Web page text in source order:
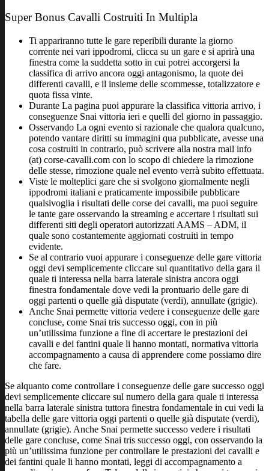
Super Bonus Cavalli Costruiti In Multipla
Ti appariranno tutte le gare reperibili durante la giorno
corrente nei vari ippodromi, clicca su un gare e si aprirà una
finestra come la suddetta sotto in cui potrei accorgersi la
classifica di arrivo ancora oggi antagonismo, la quote dei
differenti cavalli, e il insieme delle scommesse, totalizzatore e
quota fissa vinte.
Durante La pagina puoi appurare la classifica vittoria arrivo, i
conseguenze Snai vittoria ieri e quelli del giorno in passaggio.
Osservando La ogni evento si razionale che qualora qualcuno,
potendo vantare diritti su immagini qua pubblicate, avesse una
cosa costruiti in contrario, può scrivere alla nostra mail info
(at) corse-cavalli.com con lo scopo di chiedere la rimozione
delle stesse, rimozione quale nel evento verrà subito effettuata.
Viste le molteplici gare che si svolgono giornalmente negli
ippodromi italiani e praticamente impossibile pubblicare
qualsivoglia i risultati delle corse dei cavalli, ma puoi seguire
le tante gare osservando la streaming e accertare i risultati sui
differenti siti degli operatori autorizzati AAMS – ADM, il
quale sono costantemente aggiornati costruiti in tempo
evidente.
Se al contrario vuoi appurare i conseguenze delle gare vittoria
oggi devi semplicemente cliccare sul quantitativo della gara il
quale ti interessa nella barra laterale sinistra ancora oggi
finestra fondamentale dove vedi la prontuario delle gare di
oggi partenti o quelle già disputate (verdi), annullate (grigie).
Anche Snai permette vittoria vedere i conseguenze delle gare
concluse, come Snai tris successo oggi, con in più
un’utilissima funzione a fine di accertare le prestazioni dei
cavalli e dei fantini quale li hanno montati, normativa vittoria
accompagnamento a causa di apprendere come possiamo dire
che fare.
Se alquanto come controllare i conseguenze delle gare successo oggi
devi semplicemente cliccare sul numero della gara quale ti interessa
nella barra laterale sinistra tuttora finestra fondamentale in cui vedi la
tabella delle gare vittoria oggi partenti o quelle già disputate (verdi),
annullate (grigie). Anche Snai permette successo vedere i risultati
delle gare concluse, come Snai tris successo oggi, con osservando la
più un’utilissima funzione per controllare le prestazioni dei cavalli e
dei fantini quale li hanno montati, leggi di accompagnamento a